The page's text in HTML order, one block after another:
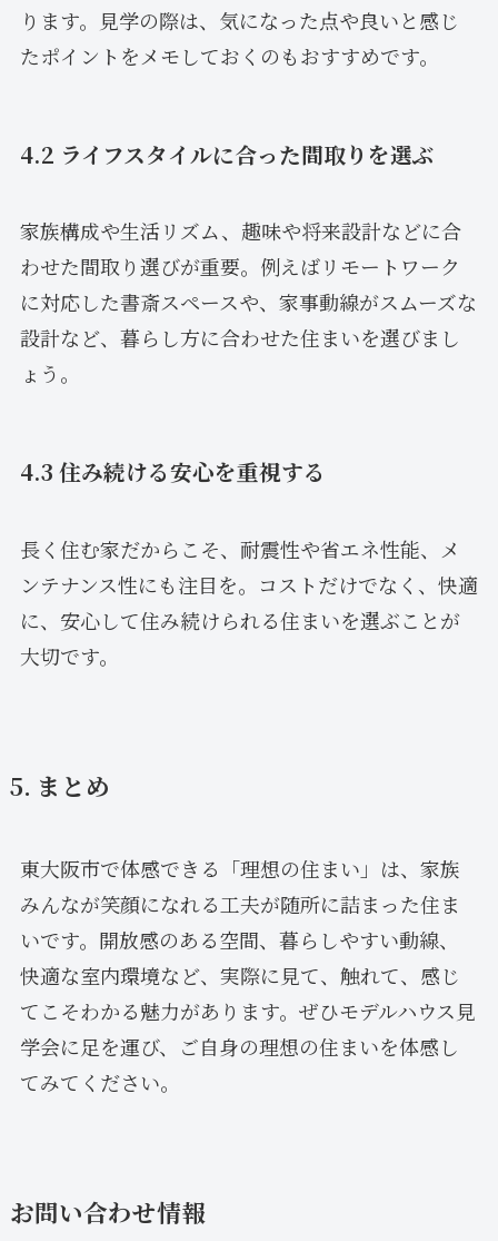
ります。見学の際は、気になった点や良いと感じ
たポイントをメモしておくのもおすすめです。
4.2 ライフスタイルに合った間取りを選ぶ
家族構成や生活リズム、趣味や将来設計などに合
わせた間取り選びが重要。例えばリモートワーク
に対応した書斎スペースや、家事動線がスムーズな
設計など、暮らし方に合わせた住まいを選びまし
ょう。
4.3 住み続ける安心を重視する
長く住む家だからこそ、耐震性や省エネ性能、メ
ンテナンス性にも注目を。コストだけでなく、快適
に、安心して住み続けられる住まいを選ぶことが
大切です。
5. まとめ
東大阪市で体感できる「理想の住まい」は、家族
みんなが笑顔になれる工夫が随所に詰まった住ま
いです。開放感のある空間、暮らしやすい動線、
快適な室内環境など、実際に見て、触れて、感じ
てこそわかる魅力があります。ぜひモデルハウス見
学会に足を運び、ご自身の理想の住まいを体感し
てみてください。
お問い合わせ情報